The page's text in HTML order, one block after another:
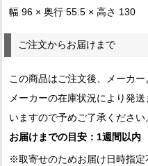
幅 96 × 奥行 55.5 × 高さ 130
ご注文からお届けまで
この商品はご注文後、メーカー
メーカーの在庫状況により発
いますので予めご了承ください
お届けまでの目安：1週間以内
※取寄せのためお届け日時指定